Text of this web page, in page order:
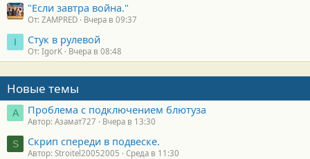
"Если завтра война."
От: ZAMPRED Вчера в 09:37
I Стук в рулевой
От: IgorK Вчера в 08:48
Новые темы
А Проблема с подключением блютуза
Автор: Азамат727 Вчера в 13:30
S Скрип спереди в подвеске.
Автор: Stroitel20052005 Среда в 11:30